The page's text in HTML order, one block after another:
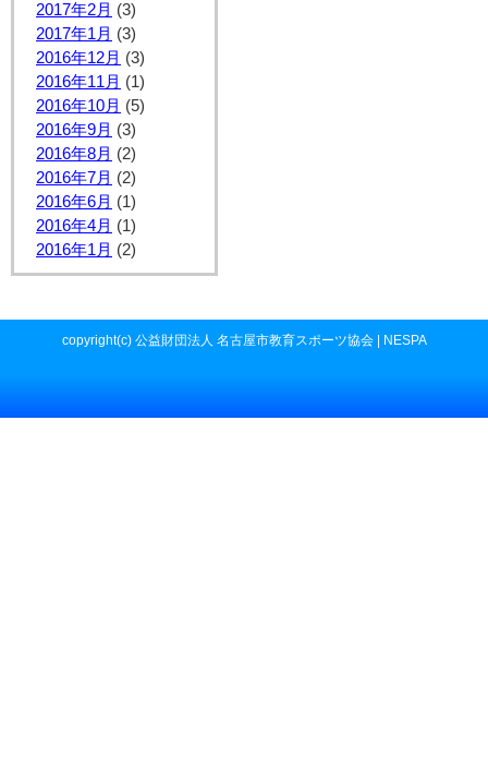
2017年2月 (3)
2017年1月 (3)
2016年12月 (3)
2016年11月 (1)
2016年10月 (5)
2016年9月 (3)
2016年8月 (2)
2016年7月 (2)
2016年6月 (1)
2016年4月 (1)
2016年1月 (2)
copyright(c) 公益財団法人 名古屋市教育スポーツ協会 | NESPA